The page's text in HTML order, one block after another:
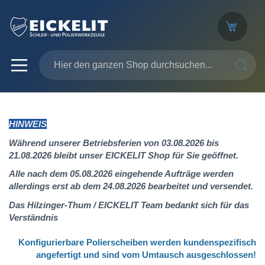
SUCHE
HINWEIS
Während unserer Betriebsferien von 03.08.2026 bis
21.08.2026 bleibt unser EICKELIT Shop für Sie geöffnet.
Alle nach dem 05.08.2026 eingehende Aufträge werden
allerdings erst ab dem 24.08.2026 bearbeitet und versendet.
Das Hilzinger-Thum / EICKELIT Team bedankt sich für das
Verständnis
Konfigurierbare Polierscheiben werden kundenspezifisch
angefertigt und sind vom Umtausch ausgeschlossen!